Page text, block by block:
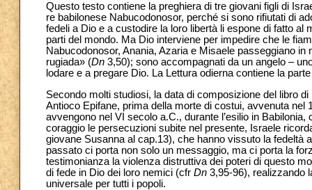
Questo testo contiene la preghiera di tre giovani figli di
re babilonese Nabucodonosor, perché si sono rifiutati di
fedeli a Dio e a custodire la loro libertà li espone di fatto
parti del mondo. Ma Dio interviene per impedire che le
Nabucodonosor, Anania, Azaria e Misaele passeggiano
rugiada» (Dn 3,50); sono accompagnati da un angelo –
lodare e a pregare Dio. La Lettura odierna contiene la
Secondo molti studiosi, la data di composizione del libro
Antioco Epifane, prima della morte di costui, avvenuta
avvengono nel VI secolo a.C., durante l’esilio in
coraggio le persecuzioni subite nel presente, Israele
giovane Susanna al cap.13), che hanno vissuto la fedeltà
passato ci porta non solo un messaggio, ma ci porta la
testimonianza la violenza distruttiva dei poteri di questo
di fede in Dio dei loro nemici (cfr Dn 3,95-96), realizzando
universale per tutti i popoli.